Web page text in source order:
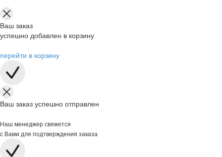
Ваш заказ
успешно добавлен в корзину
перейти в корзину
Ваш заказ успешно отправлен
Наш менеджер свяжется
с Вами для подтверждения заказа